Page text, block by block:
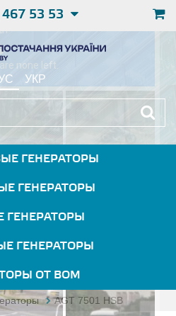
467 53 53
УКР
ГЕНЕРАТОРЫ
ГЕНЕРАТОРЫ
ГЕНЕРАТОРЫ
ГЕНЕРАТОРЫ
ОТ ВОМ
AGT 7501 HSB